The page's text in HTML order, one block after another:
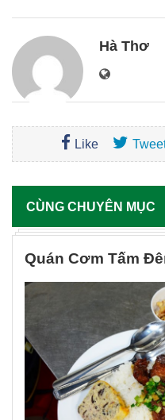
Hà Thơ
Like
CÙNG CHUYÊN MỤC
Quán Cơm Tấm